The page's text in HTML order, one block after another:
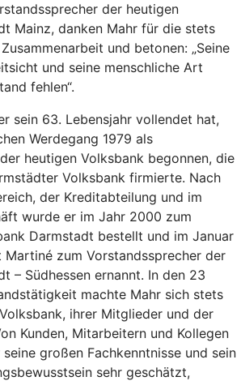
der heutigen
Mainz, danken Mahr für die stets
und betonen: „Seine
und seine menschliche Art
fehlen“.
sein 63. Lebensjahr vollendet hat,
Werdegang 1979 als
heutigen Volksbank begonnen, die
Volksbank firmierte. Nach
der Kreditabteilung und im
wurde er im Jahr 2000 zum
Darmstadt bestellt und im Januar
Martiné zum Vorstandssprecher der
– Südhessen ernannt. In den 23
machte Mahr sich stets
ihrer Mitglieder und der
Kunden, Mitarbeitern und Kollegen
großen Fachkenntnisse und sein
sehr geschätzt,